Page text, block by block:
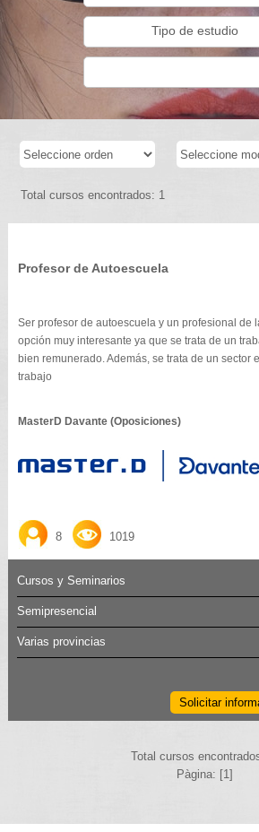
Tipo de estudio
Total cursos encontrados: 1
Profesor de Autoescuela
Ser profesor de autoescuela y un profesional de
opción muy interesante ya que se trata de un
bien remunerado. Además, se trata de un sector
trabajo
MasterD Davante (Oposiciones)
8 1019
Cursos y Seminarios
Semipresencial
Varias provincias
Solicitar
Total cursos
Pàgina: [1]